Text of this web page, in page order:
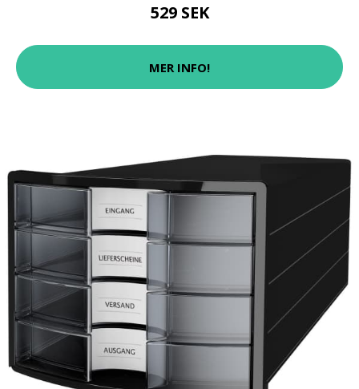
529 SEK
MER INFO!